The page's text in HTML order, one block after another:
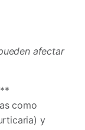
afectar
como
y